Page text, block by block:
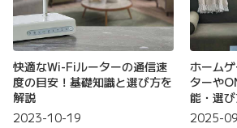
快適なWi-Fiルーターの通信速
度の目安！基礎知識と選び方を
解説
2023-10-19
ホーム
ターや
能・選
2025-